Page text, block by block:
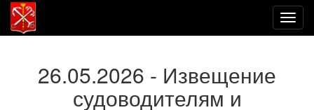
26.05.2026 - Извещение
судоводителям и